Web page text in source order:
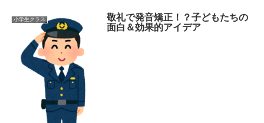
小学生クラス
敬礼で発音矯正！？子どもたちの
面白＆効果的アイデア